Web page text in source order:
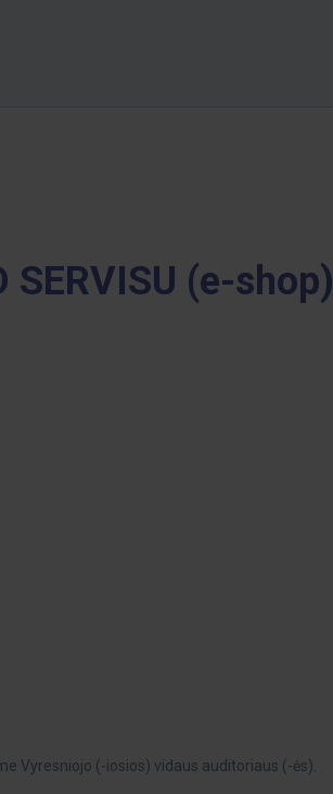
SERVISU (e-shop)
Vyresniojo (-iosios) vidaus auditoriaus (-ės).